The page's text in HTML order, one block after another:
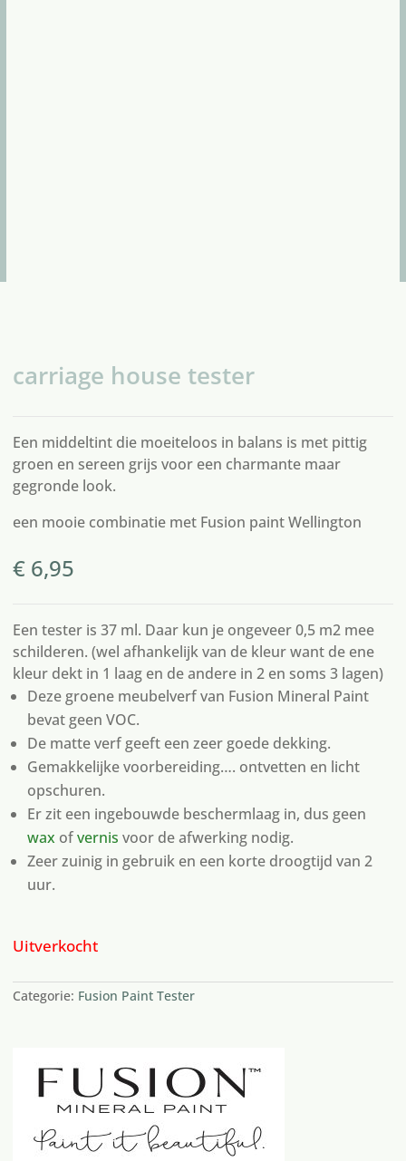
carriage house tester
Een middeltint die moeiteloos in balans is met pittig
groen en sereen grijs voor een charmante maar
gegronde look.
een mooie combinatie met Fusion paint Wellington
€6,95
Een tester is 37 ml. Daar kun je ongeveer 0,5 m2 mee
schilderen. (wel afhankelijk van de kleur want de ene
kleur dekt in 1 laag en de andere in 2 en soms 3 lagen)
Deze groene meubelverf van Fusion Mineral Paint
bevat geen VOC.
De matte verf geeft een zeer goede dekking.
Gemakkelijke voorbereiding…. ontvetten en licht
opschuren.
Er zit een ingebouwde beschermlaag in, dus geen
wax ofvernis voor de afwerking nodig.
Zeer zuinig in gebruik en een korte droogtijd van 2
uur.
Uitverkocht
Categorie: Fusion Paint Tester